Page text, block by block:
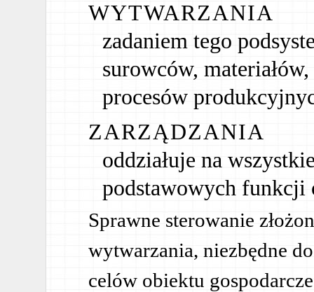
WYTWARZANIA
zadaniem tego
surowców,
procesów
ZARZĄDZANIA
oddziałuje na
podstawowych funkcji
Sprawne sterowanie
wytwarzania, niezbędne
celów obiektu